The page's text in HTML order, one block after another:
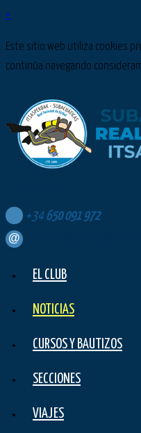
×
Este sitio web utiliza cookies
continúa navegando
+34 650 091 972
EL CLUB
NOTICIAS
CURSOS Y BAUTIZOS
SECCIONES
VIAJES